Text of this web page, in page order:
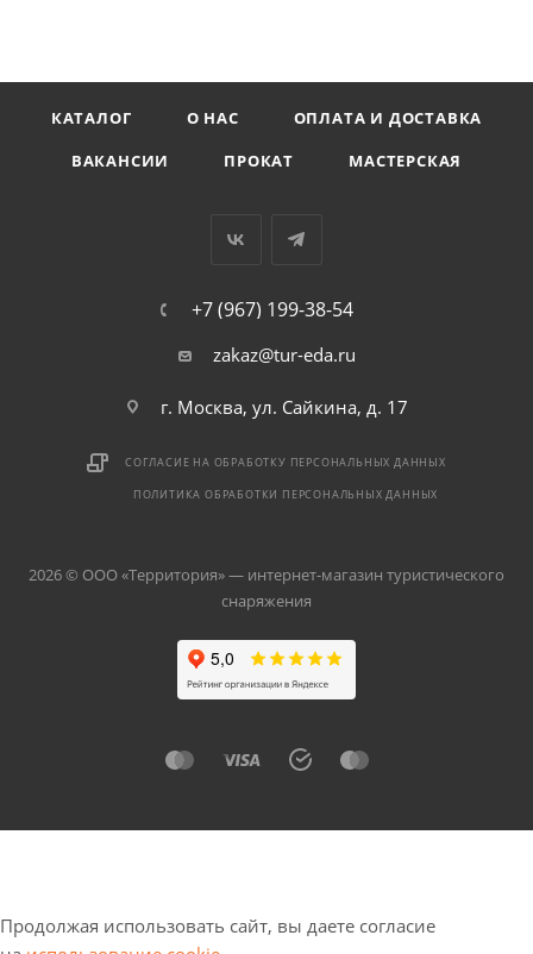
КАТАЛОГ О НАС
ОПЛАТА И ДОСТАВКА
ВАКАНСИИ
ПРОКАТ МАСТЕРСКАЯ
+7 (967) 199-38-54
zakaz@tur-eda.ru
г. Москва, ул. Сайкина, д. 17
СОГЛАСИЕ НА ОБРАБОТКУ ПЕРСОНАЛЬНЫХ ДАННЫХ
ПОЛИТИКА ОБРАБОТКИ ПЕРСОНАЛЬНЫХ ДАННЫХ
2026 © ООО «Территория» — интернет-магазин туристического
снаряжения
Продолжая использовать сайт, вы даете согласие